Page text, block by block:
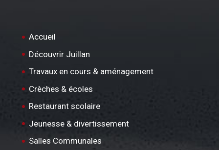
Accueil
Découvrir Juillan
Travaux en cours & aménagement
Crèches & écoles
Restaurant scolaire
Jeunesse & divertissement
Salles Communales